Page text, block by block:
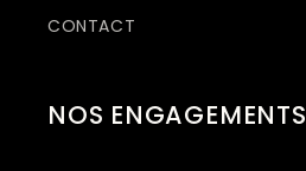
CONTACT
NOS ENGAGEMENTS